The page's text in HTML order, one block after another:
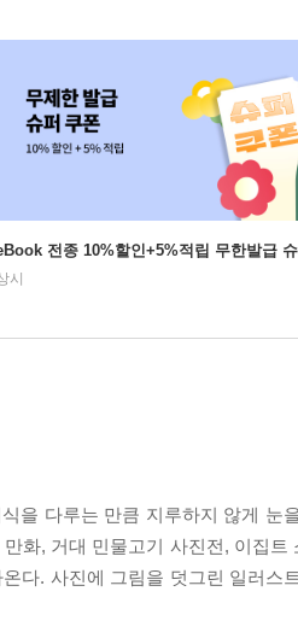
전종 10%할인+5%적립 무한발급
시
을 다루는 만큼 지루하지 않게
화, 거대 민물고기 사진전, 이집
다. 사진에 그림을 덧그린 일러